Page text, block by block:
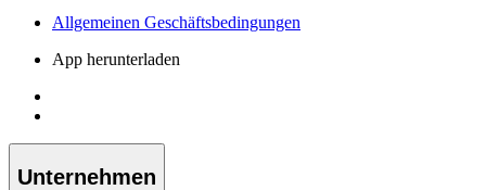
Allgemeinen Geschäftsbedingungen
App herunterladen
Unternehmen